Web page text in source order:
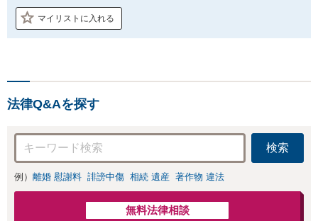
マイリストに入れる
法律Q&Aを探す
検索
例） 離婚 慰謝料 誹謗中傷 相続 遺産 著作物 違法
無料法律相談